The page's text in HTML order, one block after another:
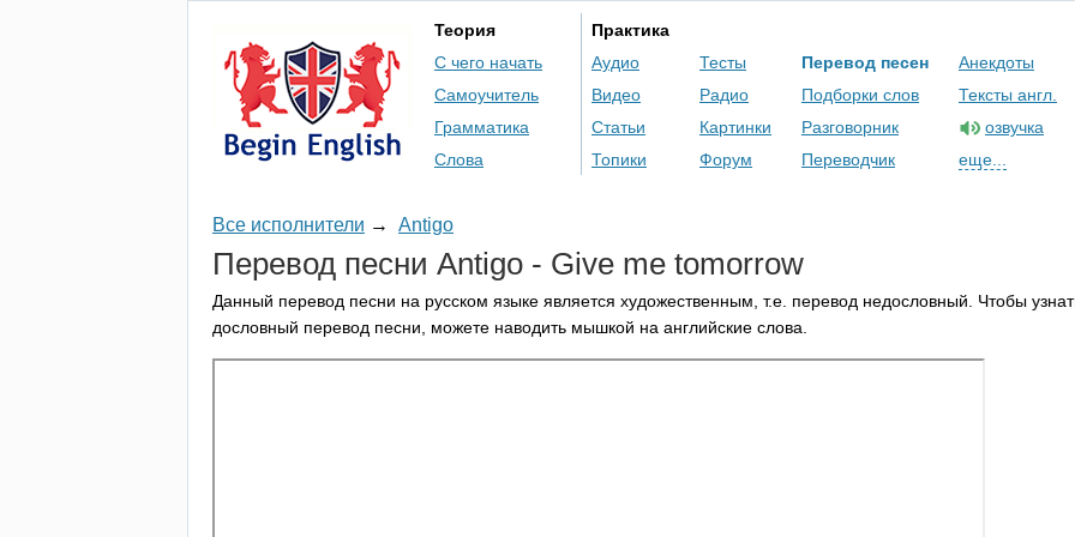
Теория
С чего начать
Самоучитель
Грамматика
Слова
Практика
Аудио
Видео
Статьи
Топики
Тесты
Радио
Картинки
Форум
Перевод песен
Подборки слов
Разговорник
Переводчик
Анекдоты
Тексты англ.
озвучка
еще...
Все исполнители → Antigo
Перевод песни Antigo - Give me tomorrow
Данный перевод песни на русском языке является художественным, т.е. перевод недословный. Чтобы
дословный перевод песни, можете наводить мышкой на английские слова.